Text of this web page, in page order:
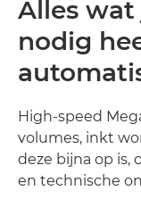
Alles
nodig
High-speed
volumes, inkt
deze bijna op is,
en technische